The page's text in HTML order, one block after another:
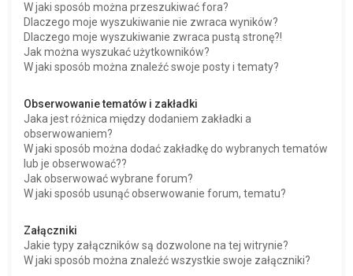
W jaki sposób można przeszukiwać fora?
Dlaczego moje wyszukiwanie nie zwraca wyników?
Dlaczego moje wyszukiwanie zwraca pustą stronę?!
Jak można wyszukać użytkowników?
W jaki sposób można znaleźć swoje posty i tematy?
Obserwowanie tematów i zakładki
Jaka jest różnica między dodaniem zakładki a
obserwowaniem?
W jaki sposób można dodać zakładkę do wybranych tematów
lub je obserwować??
Jak obserwować wybrane forum?
W jaki sposób usunąć obserwowanie forum, tematu?
Załączniki
Jakie typy załączników są dozwolone na tej witrynie?
W jaki sposób można znaleźć wszystkie swoje załączniki?